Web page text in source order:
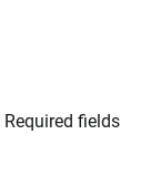
Required fields